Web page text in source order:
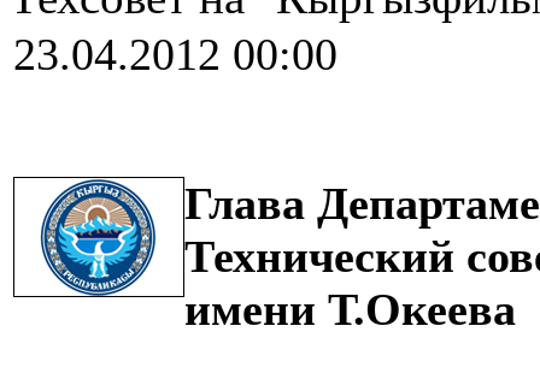
23.04.2012 00:00
Глава
Технический
имени Т.Океева